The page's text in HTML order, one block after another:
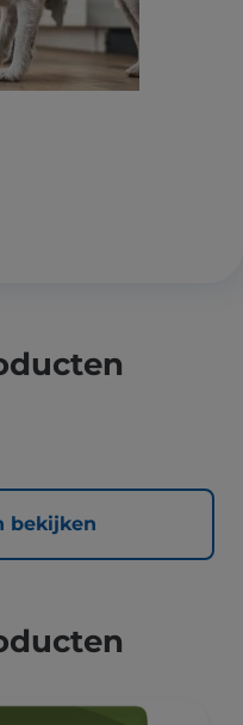
bekijken